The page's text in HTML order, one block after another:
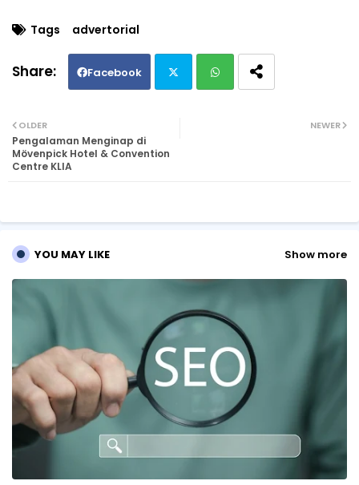
Tags advertorial
Facebook
NEWER
OLDER
Pengalaman Menginap di
Mövenpick Hotel & Convention
Centre KLIA
YOU MAY LIKE Show more